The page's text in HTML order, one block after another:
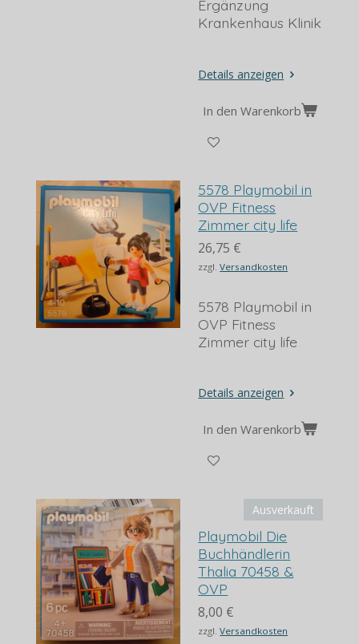
Ergänzung
Krankenhaus Klinik
Details anzeigen
In den Warenkorb
5578 Playmobil in
OVP Fitness
Zimmer city life
26,75 €
zzgl.Versandkosten
5578 Playmobil in
OVP Fitness
Zimmer city life
Details anzeigen
In den Warenkorb
Ausverkauft
Playmobil Die
Buchhändlerin
Thalia 70458 &
OVP
8,00 €
zzgl.Versandkosten